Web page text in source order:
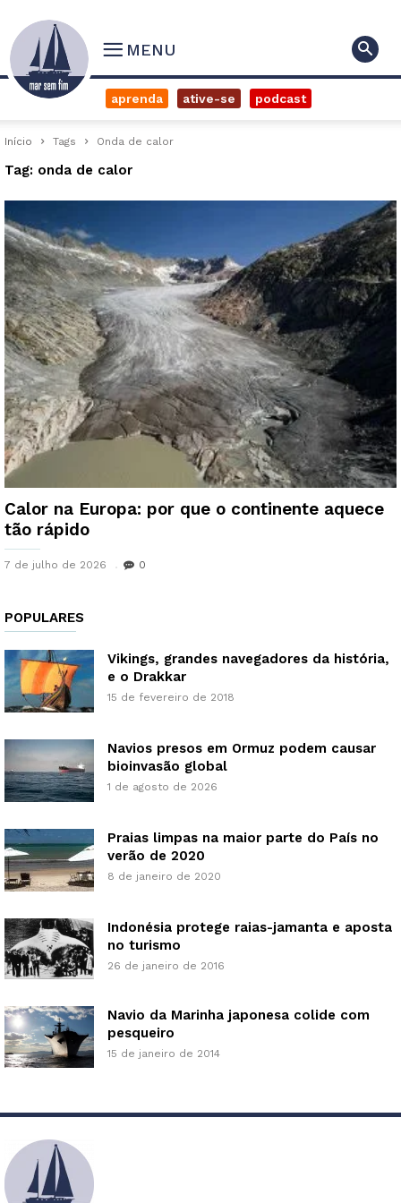
MENU
aprenda ative-se podcast
Início Tags Onda de calor
Tag: onda de calor
Calor na Europa: por que o continente aquece
tão rápido
7 de julho de 2026 0
POPULARES
Vikings, grandes navegadores da história,
e o Drakkar
15 de fevereiro de 2018
Navios presos em Ormuz podem causar
bioinvasão global
1 de agosto de 2026
Praias limpas na maior parte do País no
verão de 2020
8 de janeiro de 2020
Indonésia protege raias-jamanta e aposta
no turismo
26 de janeiro de 2016
Navio da Marinha japonesa colide com
pesqueiro
15 de janeiro de 2014